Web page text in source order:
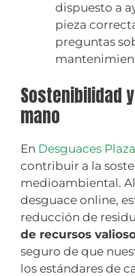
dispuesto a
pieza
preguntas
Sostenibilidad
mano
En Desguaces
contribuir a la
medioambiental.
desguace online,
reducción de
de recursos
seguro de que
los estándares de